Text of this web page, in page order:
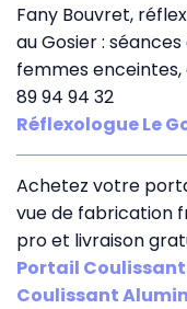
Fany Bouvret,
au Gosier :
femmes enceintes,
89 94 94 32
Réflexologue Le
Achetez votre
vue de fabrication
pro et livraison
Portail
Coulissant